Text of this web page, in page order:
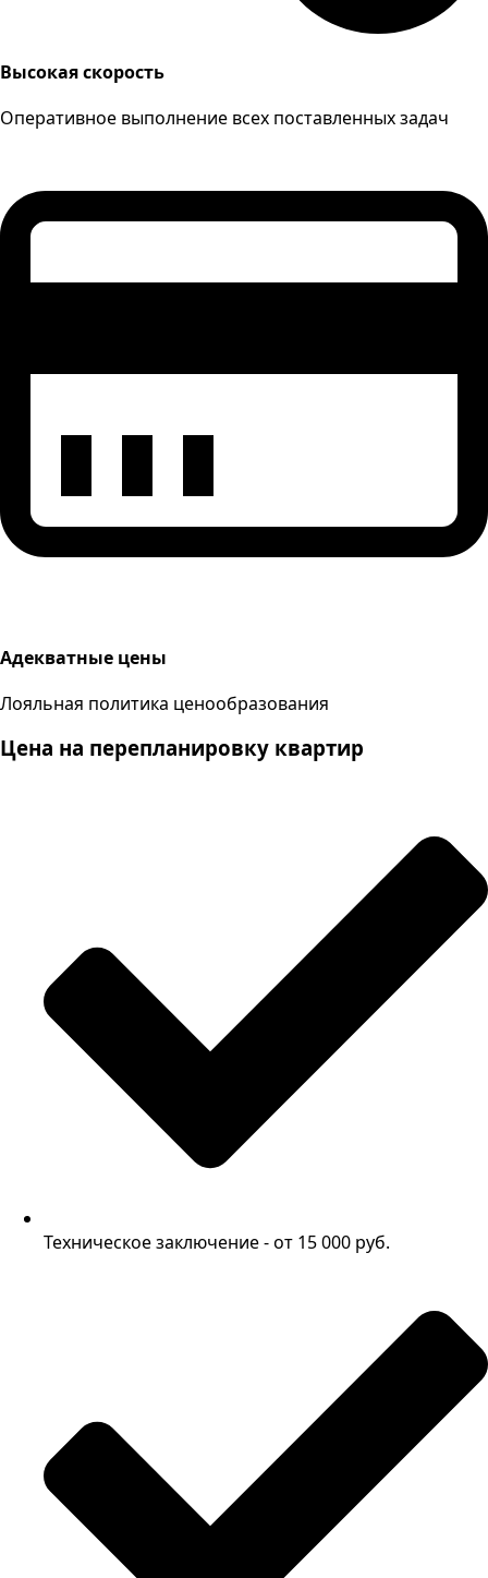
Высокая скорость
Оперативное выполнение всех поставленных задач
Адекватные цены
Лояльная политика ценообразования
Цена на перепланировку квартир
Техническое заключение - от 15 000 руб.